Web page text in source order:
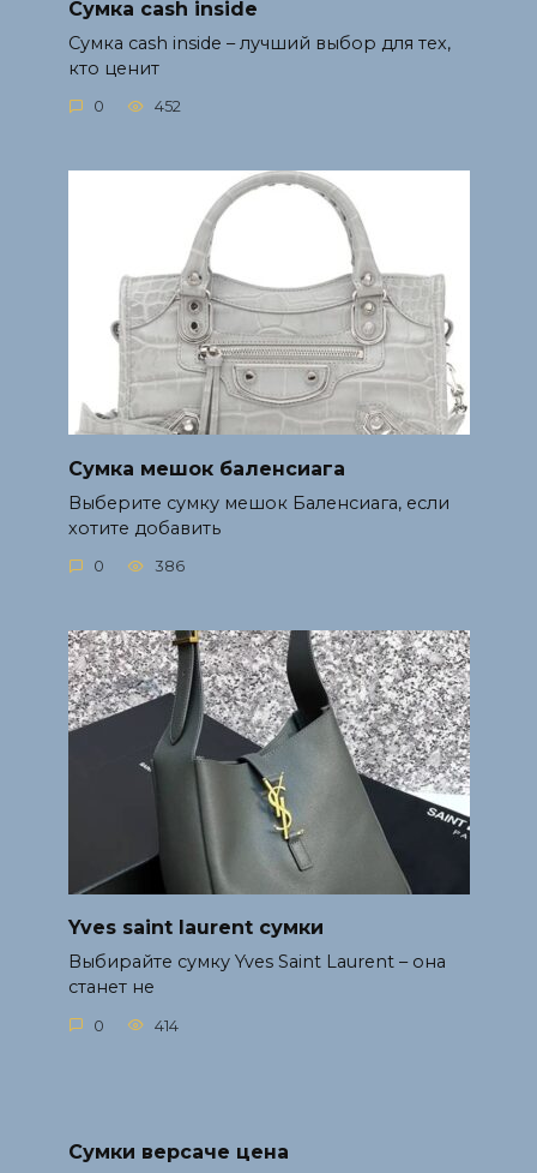
Сумка cash inside
Сумка cash inside – лучший выбор для тех,
кто ценит
0 452
Сумка мешок баленсиага
Выберите сумку мешок Баленсиага, если
хотите добавить
0 386
Yves saint laurent сумки
Выбирайте сумку Yves Saint Laurent – она
станет не
0 414
Сумки версаче цена